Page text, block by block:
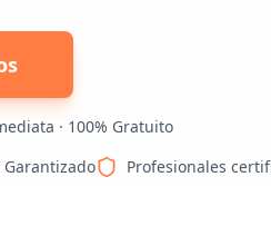
· 100% Gratuito
Garantizado Profesionales